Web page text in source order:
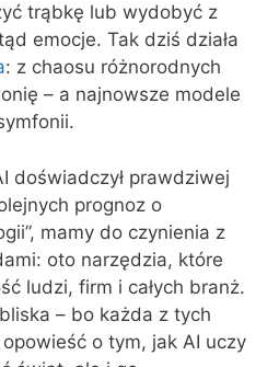
trąbkę lub wydobyć z
emocje. Tak dziś działa
: z chaosu różnorodnych
– a najnowsze modele
doświadczył prawdziwej
prognoz o
mamy do czynienia z
oto narzędzia, które
ludzi, firm i całych branż.
– bo każda z tych
o tym, jak AI uczy